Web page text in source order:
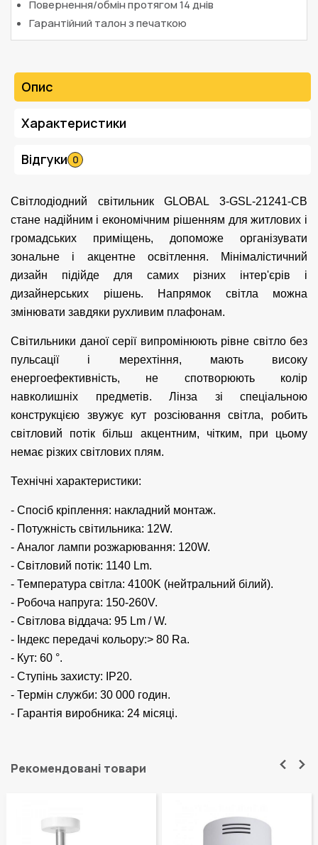
Повернення/обмін протягом 14 днів
Гарантійний талон з печаткою
Опис
Характеристики
Відгуки 0
Світлодіодний світильник GLOBAL 3-GSL-21241-CB
стане надійним і економічним рішенням для житлових і
громадських приміщень, допоможе організувати
зональне і акцентне освітлення. Мінімалістичний
дизайн підійде для самих різних інтер'єрів і
дизайнерських рішень. Напрямок світла можна
змінювати завдяки рухливим плафонам.
Світильники даної серії випромінюють рівне світло без
пульсації і мерехтіння, мають високу
енергоефективність, не спотворюють колір
навколишніх предметів. Лінза зі спеціальною
конструкцією звужує кут розсіювання світла, робить
світловий потік більш акцентним, чітким, при цьому
немає різких світлових плям.
Технічні характеристики:
- Спосіб кріплення: накладний монтаж.
- Потужність світильника: 12W.
- Аналог лампи розжарювання: 120W.
- Світловий потік: 1140 Lm.
- Температура світла: 4100K (нейтральний білий).
- Робоча напруга: 150-260V.
- Світлова віддача: 95 Lm / W.
- Індекс передачі кольору:> 80 Ra.
- Кут: 60 °.
- Ступінь захисту: IP20.
- Термін служби: 30 000 годин.
- Гарантія виробника: 24 місяці.
Рекомендовані товари